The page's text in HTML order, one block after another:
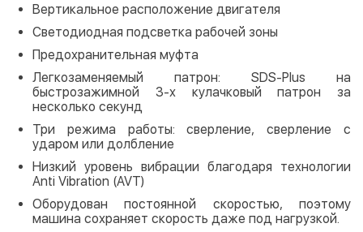
Вертикальное расположение двигателя
Светодиодная подсветка рабочей зоны
Предохранительная муфта
Легкозаменяемый патрон: SDS-Plus на
быстрозажимной 3-х кулачковый патрон за
несколько секунд
Три режима работы: сверление, сверление с
ударом или долбление
Низкий уровень вибрации благодаря технологии
Anti Vibration (AVT)
Оборудован постоянной скоростью, поэтому
машина сохраняет скорость даже под нагрузкой.